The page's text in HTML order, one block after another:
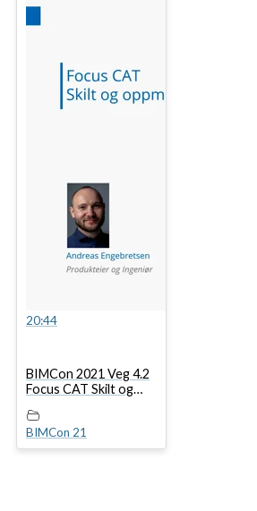
20:44
BIMCon 2021 Veg 4.2
Focus CAT Skilt og
BIMCon 21